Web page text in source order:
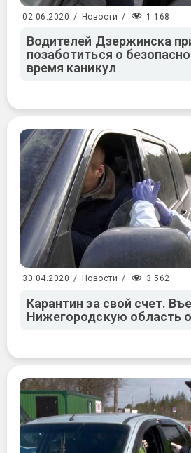
02.06.2020 / Новости / 1 168
Водителей Дзержинска
позаботиться о
время каникул
30.04.2020 / Новости / 3 562
Карантин за свой счет.
Нижегородскую область